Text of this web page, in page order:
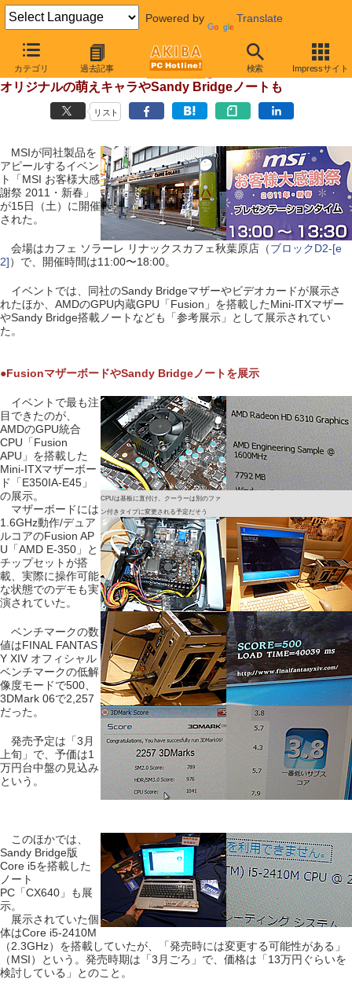
Powered by Translate
カテゴリ 過去記事 検索 Impressサイト
【 2011年1月15日号 】
MSIがイベント実施、Fusionマザーを国内初展示、
オリジナルの萌えキャラやSandy Bridgeノートも
リスト
MSIが同社製品を
アピールするイベン
ト「MSI お客様大感
謝祭 2011・新春」
が15日（土）に開催
された。
会場はカフェ ソラーレ リナックスカフェ秋葉原店（ブロックD2-[e
2]）で、開催時間は11:00〜18:00。
イベントでは、同社のSandy Bridgeマザーやビデオカードが展示さ
れたほか、AMDのGPU内蔵GPU「Fusion」を搭載したMini-ITXマザー
やSandy Bridge搭載ノートなども「参考展示」として展示されてい
た。
●FusionマザーボードやSandy Bridgeノートを展示
CPUは基板に直付け。クーラーは別のファ
ン付きタイプに変更される予定だそう
イベントで最も注
目できたのが、
AMDのGPU統合
CPU「Fusion
APU」を搭載した
Mini-ITXマザーボー
ド「E350IA-E45」
の展示。
マザーボードには
1.6GHz動作/デュア
ルコアのFusion AP
U「AMD E-350」と
チップセットが搭
載、実際に操作可能
な状態でのデモも実
演されていた。
ベンチマークの数
値はFINAL FANTAS
Y XIV オフィシャル
ベンチマークの低解
像度モードで500、
3DMark 06で2,257
だった。
発売予定は「3月
上旬」で、予価は1
万円台中盤の見込み
という。
このほかでは、
Sandy Bridge版
Core i5を搭載した
ノート
PC「CX640」も展
示。
展示されていた個
体はCore i5-2410M
（2.3GHz）を搭載していたが、「発売時には変更する可能性がある」
（MSI）という。発売時期は「3月ごろ」で、価格は「13万円ぐらいを
検討している」とのこと。